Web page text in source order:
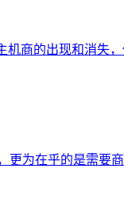
机商的出现和消失
更为在乎的是需要